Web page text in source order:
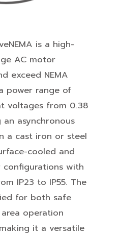
is a high-
AC motor
exceed NEMA
power range of
voltages from 0.38
an asynchronous
a cast iron or steel
cooled and
with
IP23 to IP55. The
for both safe
operation
it a versatile